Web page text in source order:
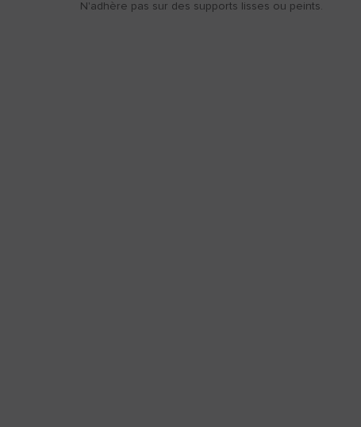
N'adhère pas sur des supports lisses ou peints.